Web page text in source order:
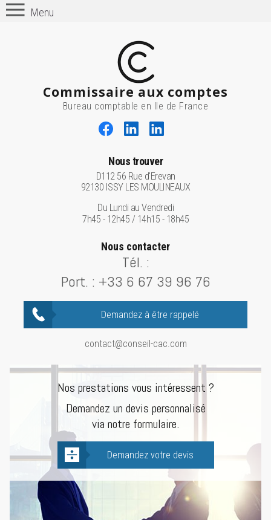
Menu
Commissaire aux comptes
Bureau comptable en Ile de France
Nous trouver
D112 56 Rue d'Erevan
92130 ISSY LES MOULINEAUX
Du Lundi au Vendredi
7h45 - 12h45 / 14h15 - 18h45
Nous contacter
Tél. :
Port. : +33 6 67 39 96 76
Demandez à être rappelé
contact@conseil-cac.com
Nos prestations vous intéressent ?
Demandez un devis personnalisé
via notre formulaire.
Demandez votre devis